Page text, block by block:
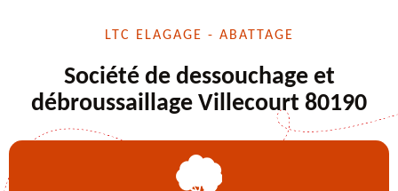
LTC ELAGAGE - ABATTAGE
Société de dessouchage et
débroussaillage Villecourt 80190